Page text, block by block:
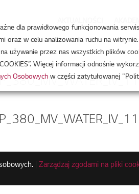
|Zarządzaj zgodami na pliki
dla prawidłowego funkcjonowania
oraz w celu analizowania ruchu na witrynie.
używanie przez nas wszystkich plików
Więcej informacji odnośnie
Osobowych w części zatytułowanej